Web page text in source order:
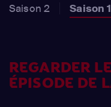
Saison 2
Saison 1
REGARDER
ÉPISODE DE